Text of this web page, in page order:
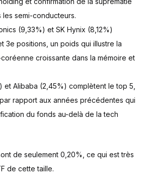
les semi-conducteurs.
(9,33%) et SK Hynix (8,12%)
3e positions, un poids qui illustre la
croissante dans la mémoire et
et Alibaba (2,45%) complètent le top 5,
rapport aux années précédentes qui
du fonds au-delà de la tech
de seulement 0,20%, ce qui est très
de cette taille.